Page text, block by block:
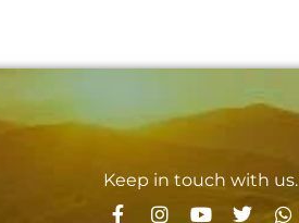
Keep in touch with us.